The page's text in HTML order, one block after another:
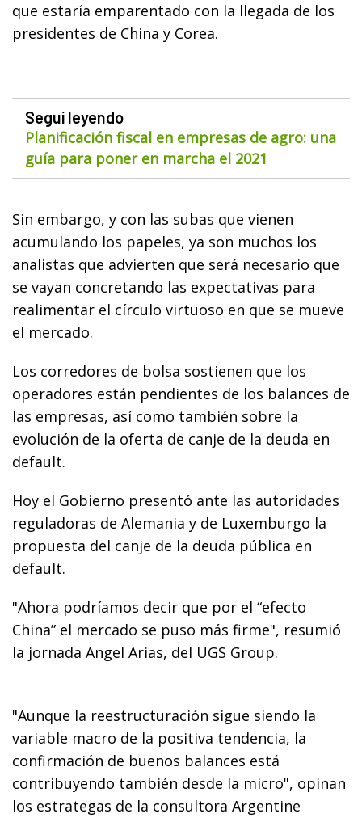
que estaría emparentado con la llegada de los
presidentes de China y Corea.
Seguí leyendo
Planificación fiscal en empresas de agro: una
guía para poner en marcha el 2021
Sin embargo, y con las subas que vienen
acumulando los papeles, ya son muchos los
analistas que advierten que será necesario que
se vayan concretando las expectativas para
realimentar el círculo virtuoso en que se mueve
el mercado.
Los corredores de bolsa sostienen que los
operadores están pendientes de los balances de
las empresas, así como también sobre la
evolución de la oferta de canje de la deuda en
default.
Hoy el Gobierno presentó ante las autoridades
reguladoras de Alemania y de Luxemburgo la
propuesta del canje de la deuda pública en
default.
"Ahora podríamos decir que por el “efecto
China” el mercado se puso más firme", resumió
la jornada Angel Arias, del UGS Group.
"Aunque la reestructuración sigue siendo la
variable macro de la positiva tendencia, la
confirmación de buenos balances está
contribuyendo también desde la micro", opinan
los estrategas de la consultora Argentine